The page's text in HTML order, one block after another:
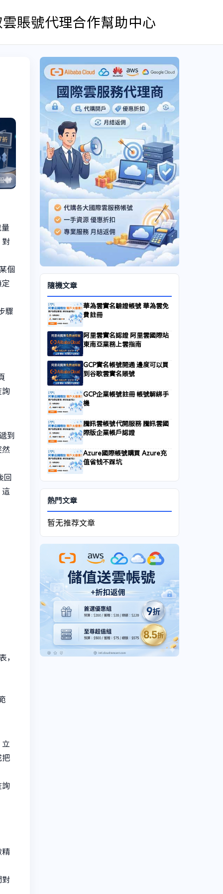
雲賬號代理合作幫助中心
對
個
定
驟
詢
到
然
回
這
，
立
把
詢
精
對
隨機文章
華為雲實名驗證帳號 華為雲免
費註冊
阿里雲實名認證 阿里雲國際站
東南亞業務上雲指南
GCP實名帳號開通 邊度可以買
到谷歌雲實名賬號
GCP企業帳號註冊 帳號解綁手
機
騰訊雲帳號代開服務 騰訊雲國
際版企業帳戶認證
Azure國際帳號購買 Azure充
值省钱不踩坑
熱門文章
暂无推荐文章